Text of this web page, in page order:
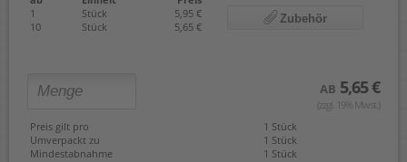
1
Stück
5,95 €
10
Stück 5,65 €
Zubehör
AB 5,65 €
(zzgl. 19% Mwst.)
Preis gilt pro
1 Stück
Umverpackt zu
1 Stück
Mindestabnahme
1 Stück